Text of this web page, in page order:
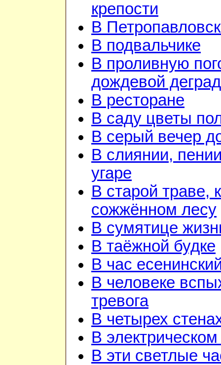
крепости
В
В подвальчике
В проливную
дождевой
В ресторане
В саду цветы
В серый вечер
В слиянии,
угаре
В старой траве,
сожжённом лесу
В сумятице
В таёжной будке
В час
В человеке
тревога
В четырех
В
В эти светлые